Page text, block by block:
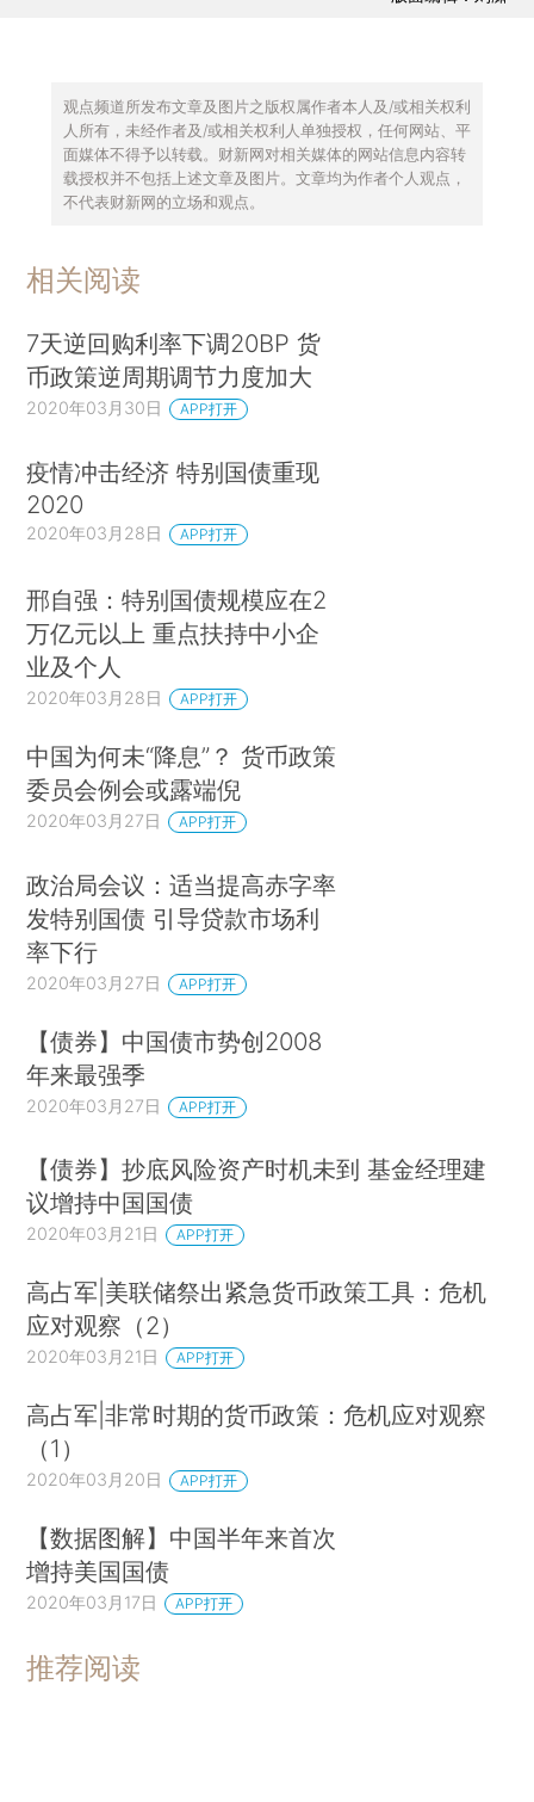
观点频道所发布文章及图片之版权属作者本人及/或相关权利
人所有，未经作者及/或相关权利人单独授权，任何网站、平
面媒体不得予以转载。财新网对相关媒体的网站信息内容转
载授权并不包括上述文章及图片。文章均为作者个人观点，
不代表财新网的立场和观点。
相关阅读
7天逆回购利率下调20BP 货
币政策逆周期调节力度加大
2020年03月30日 APP打开
疫情冲击经济 特别国债重现
2020
2020年03月28日 APP打开
邢自强：特别国债规模应在2
万亿元以上 重点扶持中小企
业及个人
2020年03月28日 APP打开
中国为何未“降息”？ 货币政策
委员会例会或露端倪
2020年03月27日 APP打开
政治局会议：适当提高赤字率
发特别国债 引导贷款市场利
率下行
2020年03月27日 APP打开
【债券】中国债市势创2008
年来最强季
2020年03月27日 APP打开
【债券】抄底风险资产时机未到 基金经理建
议增持中国国债
2020年03月21日 APP打开
高占军|美联储祭出紧急货币政策工具：危机
应对观察（2）
2020年03月21日 APP打开
高占军|非常时期的货币政策：危机应对观察
（1）
2020年03月20日 APP打开
【数据图解】中国半年来首次
增持美国国债
2020年03月17日 APP打开
推荐阅读